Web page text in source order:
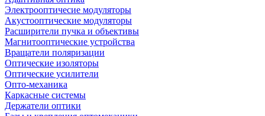
Электрооптичесие модуляторы
Акустооптические модуляторы
Расширители пучка и объективы
Магнитооптические устройства
Вращатели поляризации
Оптические изоляторы
Оптические усилители
Опто-механика
Каркасные системы
Держатели оптики